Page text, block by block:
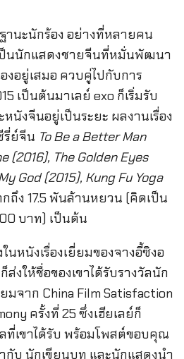
านะนักร้อง อย่างที่หลายคน
ป็นนักแสดงชายจีนที่หมั่นพัฒนา
งอยู่เสมอ ควบคู่ไปกับการ
เป็นต้นมาเลย์ exo ก็เริ่มรับ
นังจีนอยู่เป็นระยะ ผลงานเรื่อง
รี่ย์จีน To Be a Better Man
(2016), The Golden Eyes
God (2015), Kung Fu Yoga
ถึง 17.5 พันล้านหยวน (คิดเป็น
บาท) เป็นต้น
นหนังเรื่องเยี่ยมของจางอี้ซิงอ
ส่งให้ชื่อของเขาได้รับรางวัลนัก
จาก China Film Satisfaction
ครั้งที่ 25 ซึ่งเฮียเลย์ก็
เขาได้รับ พร้อมโพสต์ขอบคุณ
บ นักเขียนบท และนักแสดงนำ